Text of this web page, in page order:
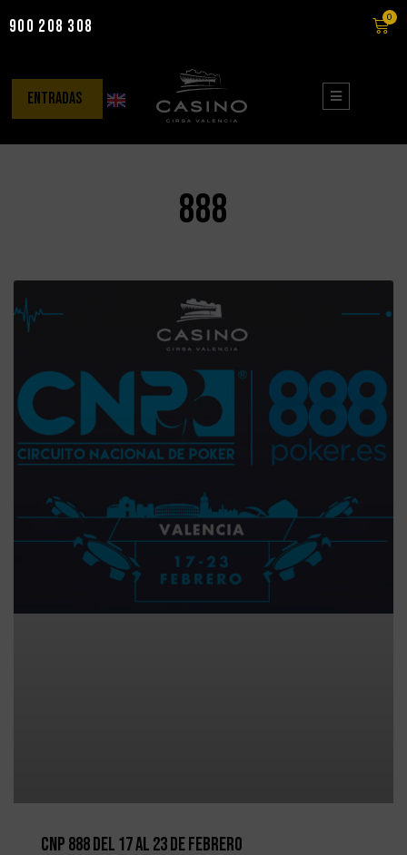
contenido
900 208 308 0
entradas
888
CNP 888 del 17 al 23 de Febrero